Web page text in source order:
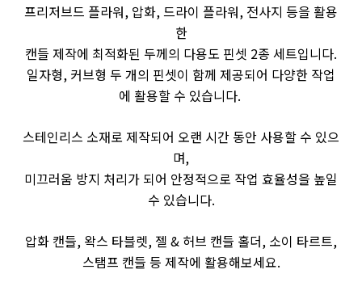
프리저브드 플라워, 압화, 드라이 플라워, 전사지 등을 활용
한
캔들 제작에 최적화된 두께의 다용도 핀셋 2종 세트입니다.
일자형, 커브형 두 개의 핀셋이 함께 제공되어 다양한 작업
에 활용할 수 있습니다.
스테인리스 소재로 제작되어 오랜 시간 동안 사용할 수 있으
며,
미끄러움 방지 처리가 되어 안정적으로 작업 효율성을 높일
수 있습니다.
압화 캔들, 왁스 타블렛, 젤 & 허브 캔들 홀더, 소이 타르트,
스탬프 캔들 등 제작에 활용해보세요.